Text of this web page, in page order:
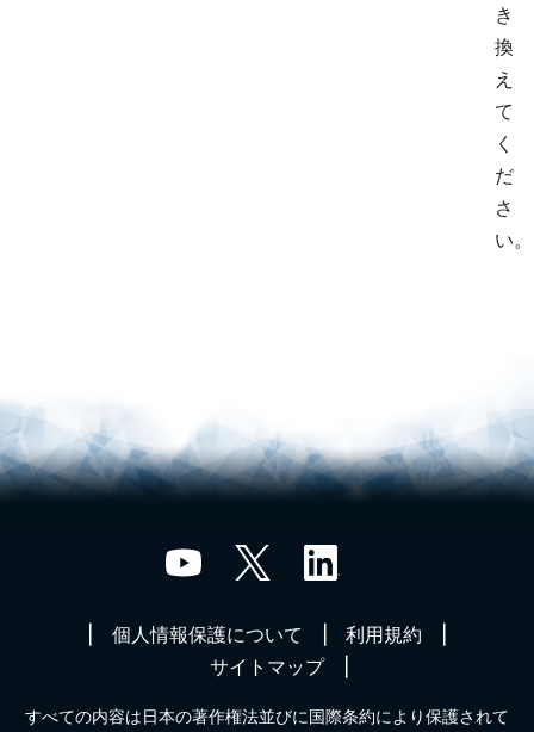
き
換
え
て
く
だ
さ
い。
個人情報保護について
利用規約
サイトマップ
すべての内容は日本の著作権法並びに国際条約により保護されて